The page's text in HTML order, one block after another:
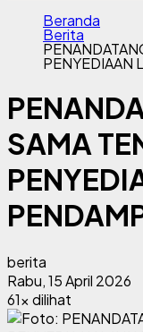
Beranda
Berita
PENYEDIAAN
SAMA
berita
Rabu, 15 April 2026
61x dilihat